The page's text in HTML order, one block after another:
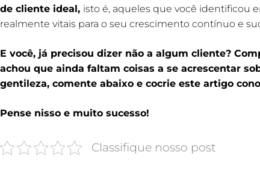
de cliente ideal, isto é, aqueles que você identificou
realmente vitais para o seu crescimento contínuo e
E você, já precisou dizer não a algum cliente?
achou que ainda faltam coisas a se acrescentar
gentileza, comente abaixo e cocrie este artigo
Pense nisso e muito sucesso!
Classifique nosso post